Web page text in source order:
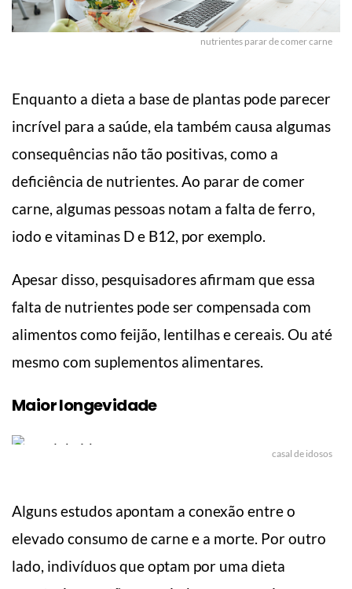
nutrientes parar de comer carne
Enquanto a dieta a base de plantas pode parecer
incrível para a saúde, ela também causa algumas
consequências não tão positivas, como a
deficiência de nutrientes. Ao parar de comer
carne, algumas pessoas notam a falta de ferro,
iodo e vitaminas D e B12, por exemplo.
Apesar disso, pesquisadores afirmam que essa
falta de nutrientes pode ser compensada com
alimentos como feijão, lentilhas e cereais. Ou até
mesmo com suplementos alimentares.
Maior longevidade
casal de idosos
Alguns estudos apontam a conexão entre o
elevado consumo de carne e a morte. Por outro
lado, indivíduos que optam por uma dieta